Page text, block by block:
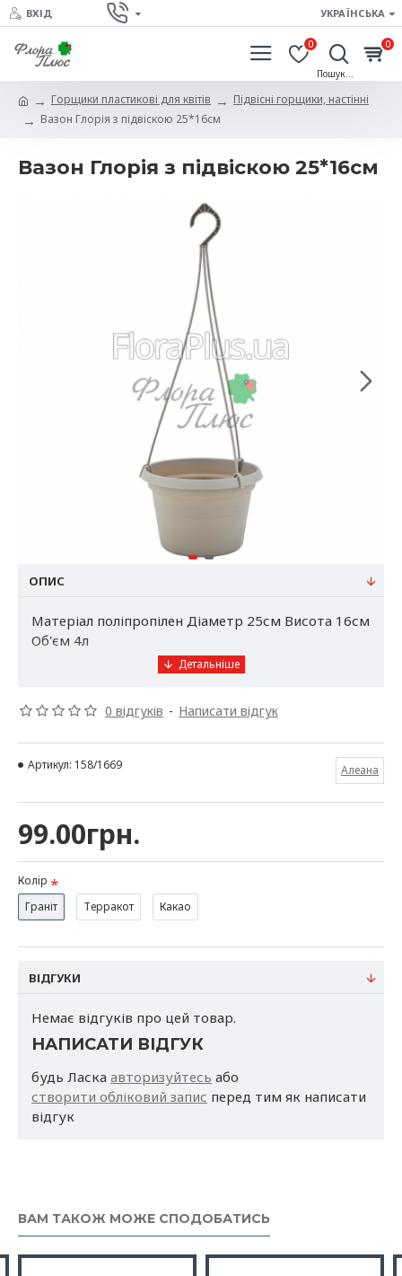
ВХІД УКРАЇНСЬКА
0 0
Горщики пластикові для квітів
Підвісні горщики, настінні
Вазон Глорія з підвіскою 25*16см
Вазон Глорія з підвіскою 25*16см
ОПИС
Матеріал поліпропілен Діаметр 25см Висота 16см
Об'єм 4л
призначений для висадки кімнатних рослин,
жорсткого, але також легкого пластика. Стійкий
до механічних пошкоджень і погодних умов, його
Матеріал:поліпропілен
Розмірна сітка:
діаметр 20см, висота 13см, об'єм 2л
діаметр 25см, висота 16см, об'єм 4л
Країна виробник: Україна
Термін придатності: не обмежений.
0 відгуків - Написати відгук
99.00грн.
Артикул: 158/1669 Алеана
Колір
Граніт
Терракот Какао
ВІДГУКИ
Немає відгуків про цей товар.
НАПИСАТИ ВІДГУК
будь Ласка авторизуйтесь або
створити обліковий запис перед тим як написати
відгук
ВАМ ТАКОЖ МОЖЕ СПОДОБАТИСЬ